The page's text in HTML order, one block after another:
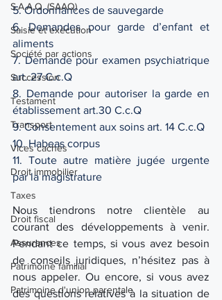
S.A.A.Q. (SAAQ)
Saisie et exécution
Société par actions
Succession
Testament
Transport
Vices cachés
Droit immobilier
Taxes
Droit fiscal
Assurances
Patrimoine familial
Patrimoine d'union parentale
5. Ordonnances de sauvegarde
6. Demandes pour garde d’enfant et
aliments
7. Demande pour examen psychiatrique
art. 27 C.c.Q
8. Demande pour autoriser la garde en
établissement art.30 C.c.Q
9. Consentement aux soins art. 14 C.c.Q
10. Habeas corpus
11. Toute autre matière jugée urgente
par la magistrature
Nous tiendrons notre clientèle au
courant des développements à venir.
Pendant ce temps, si vous avez besoin
de conseils juridiques, n’hésitez pas à
nous appeler. Ou encore, si vous avez
des questions relatives à la situation de